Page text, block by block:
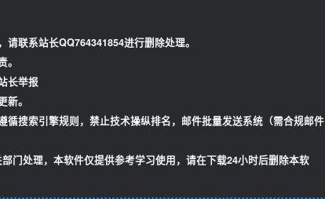
联系站长QQ764341854进行删除处理。
长举报
。
搜索引擎规则，禁止技术操纵排名，邮件批量发送系统（需合规邮件
门处理，本软件仅提供参考学习使用，请在下载24小时后删除本软